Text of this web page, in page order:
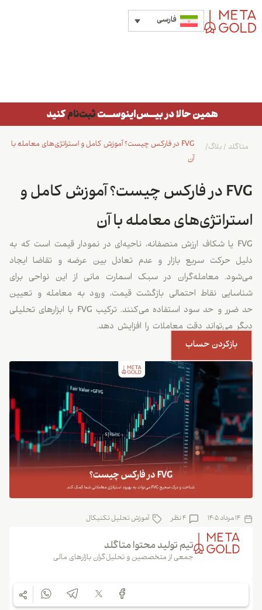
فارسی
FVG در فارکس چیست؟ آموزش کامل و استراتژی‌های معامله با
آن
متاگلد /بلاگ/
FVG در فارکس چیست؟ آموزش کامل و
استراتژی‌های معامله با آن
FVG یا شکاف ارزش منصفانه، ناحیه‌ای در نمودار قیمت است که به
دلیل حرکت سریع بازار و عدم تعادل بین عرضه و تقاضا ایجاد
می‌شود. معامله‌گران در سبک اسمارت مانی از این نواحی برای
شناسایی نقاط احتمالی بازگشت قیمت، ورود به معامله و تعیین
حد ضرر و حد سود استفاده می‌کنند. ترکیب FVG با ابزارهای تحلیلی
دیگر می‌تواند دقت معاملات را افزایش دهد.
بازکردن حساب
14 مرداد 1405 4 نظر آموزش تحلیل تکنیکال
تیم تولید محتوا متاگلد
جمعی از متخصصین و تحلیل‌گران بازارهای مالی